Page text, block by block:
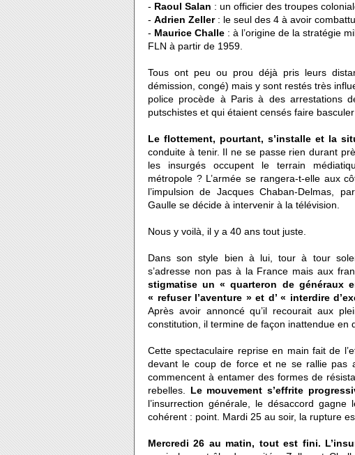
- Raoul Salan : un officier des troupes
- Adrien Zeller: le seul des 4 à avoir
- Maurice Challe : à l’origine de la stratégie
FLN à partir de 1959.
Tous ont peu ou prou déjà pris leurs
démission, congé) mais y sont restés très
police procède à Paris à des arrestations
putschistes et qui étaient censés faire
Le flottement, pourtant, s’installe et la
conduite à tenir. Il ne se passe rien durant
les insurgés occupent le terrain
métropole ? L’armée se rangera-t-elle aux
l’impulsion de Jacques Chaban-Delmas,
Gaulle se décide à intervenir à la télévision.
Nous y voilà, il y a 40 ans tout juste.
Dans son style bien à lui, tour à tour
s’adresse non pas à la France mais aux
stigmatise un « quarteron de généraux
« refuser l’aventure » et d’ « interdire
Après avoir annoncé qu’il recourait aux
constitution, il termine de façon inattendue en
Cette spectaculaire reprise en main fait de
devant le coup de force et ne se rallie pas
commencent à entamer des formes de
rebelles. Le mouvement s’effrite
l’insurrection générale, le désaccord
cohérent : point. Mardi 25 au soir, la rupture
Mercredi 26 au matin, tout est fini.